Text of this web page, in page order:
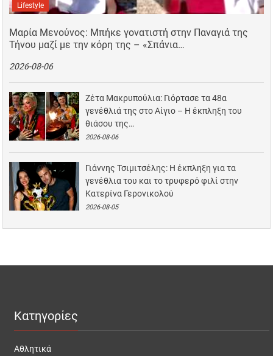
Lifestyle
Μαρία Μενούνος: Μπήκε γονατιστή στην Παναγιά της
Τήνου μαζί με την κόρη της – «Σπάνια…
2026-08-06
Ζέτα Μακρυπούλια: Γιόρτασε τα 48α
γενέθλιά της στο Αίγιο – Η έκπληξη του
θιάσου της…
2026-08-06
Γιάννης Τσιμιτσέλης: Η έκπληξη για τα
γενέθλια του και το τρυφερό φιλί στην
Κατερίνα Γερονικολού
2026-08-05
Κατηγορίες
Αθλητικά